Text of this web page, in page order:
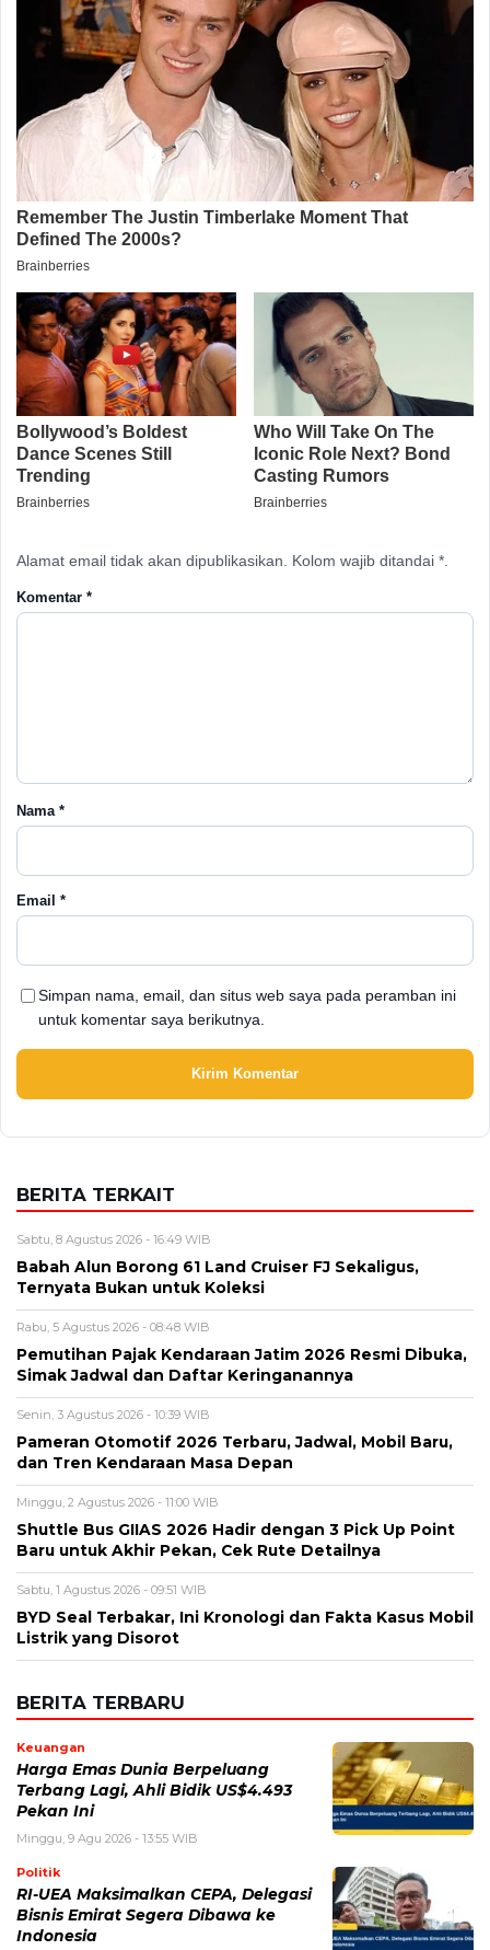
Alamat email tidak akan dipublikasikan. Kolom wajib ditandai *.
Komentar *
Nama *
Email *
Simpan nama, email, dan situs web saya pada peramban ini
untuk komentar saya berikutnya.
BERITA TERKAIT
Sabtu, 8 Agustus 2026 - 16:49 WIB
Babah Alun Borong 61 Land Cruiser FJ Sekaligus,
Ternyata Bukan untuk Koleksi
Rabu, 5 Agustus 2026 - 08:48 WIB
Pemutihan Pajak Kendaraan Jatim 2026 Resmi Dibuka,
Simak Jadwal dan Daftar Keringanannya
Senin, 3 Agustus 2026 - 10:39 WIB
Pameran Otomotif 2026 Terbaru, Jadwal, Mobil Baru,
dan Tren Kendaraan Masa Depan
Minggu, 2 Agustus 2026 - 11:00 WIB
Shuttle Bus GIIAS 2026 Hadir dengan 3 Pick Up Point
Baru untuk Akhir Pekan, Cek Rute Detailnya
Sabtu, 1 Agustus 2026 - 09:51 WIB
BYD Seal Terbakar, Ini Kronologi dan Fakta Kasus Mobil
Listrik yang Disorot
BERITA TERBARU
Keuangan
Harga Emas Dunia Berpeluang
Terbang Lagi, Ahli Bidik US$4.493
Pekan Ini
Minggu, 9 Agu 2026 - 13:55 WIB
Politik
RI-UEA Maksimalkan CEPA, Delegasi
Bisnis Emirat Segera Dibawa ke
Indonesia